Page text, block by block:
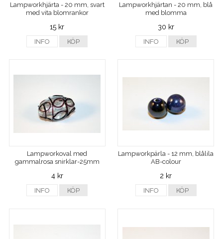
Lampworkhjärta - 20 mm, svart
med vita blomrankor
15 kr
INFO KÖP
Lampworkhjärtan - 20 mm, blå
med blomma
30 kr
INFO KÖP
Lampworkoval med
gammalrosa snirklar-25mm
4 kr
INFO KÖP
Lampworkpärla - 12 mm, blålila
AB-colour
2 kr
INFO KÖP